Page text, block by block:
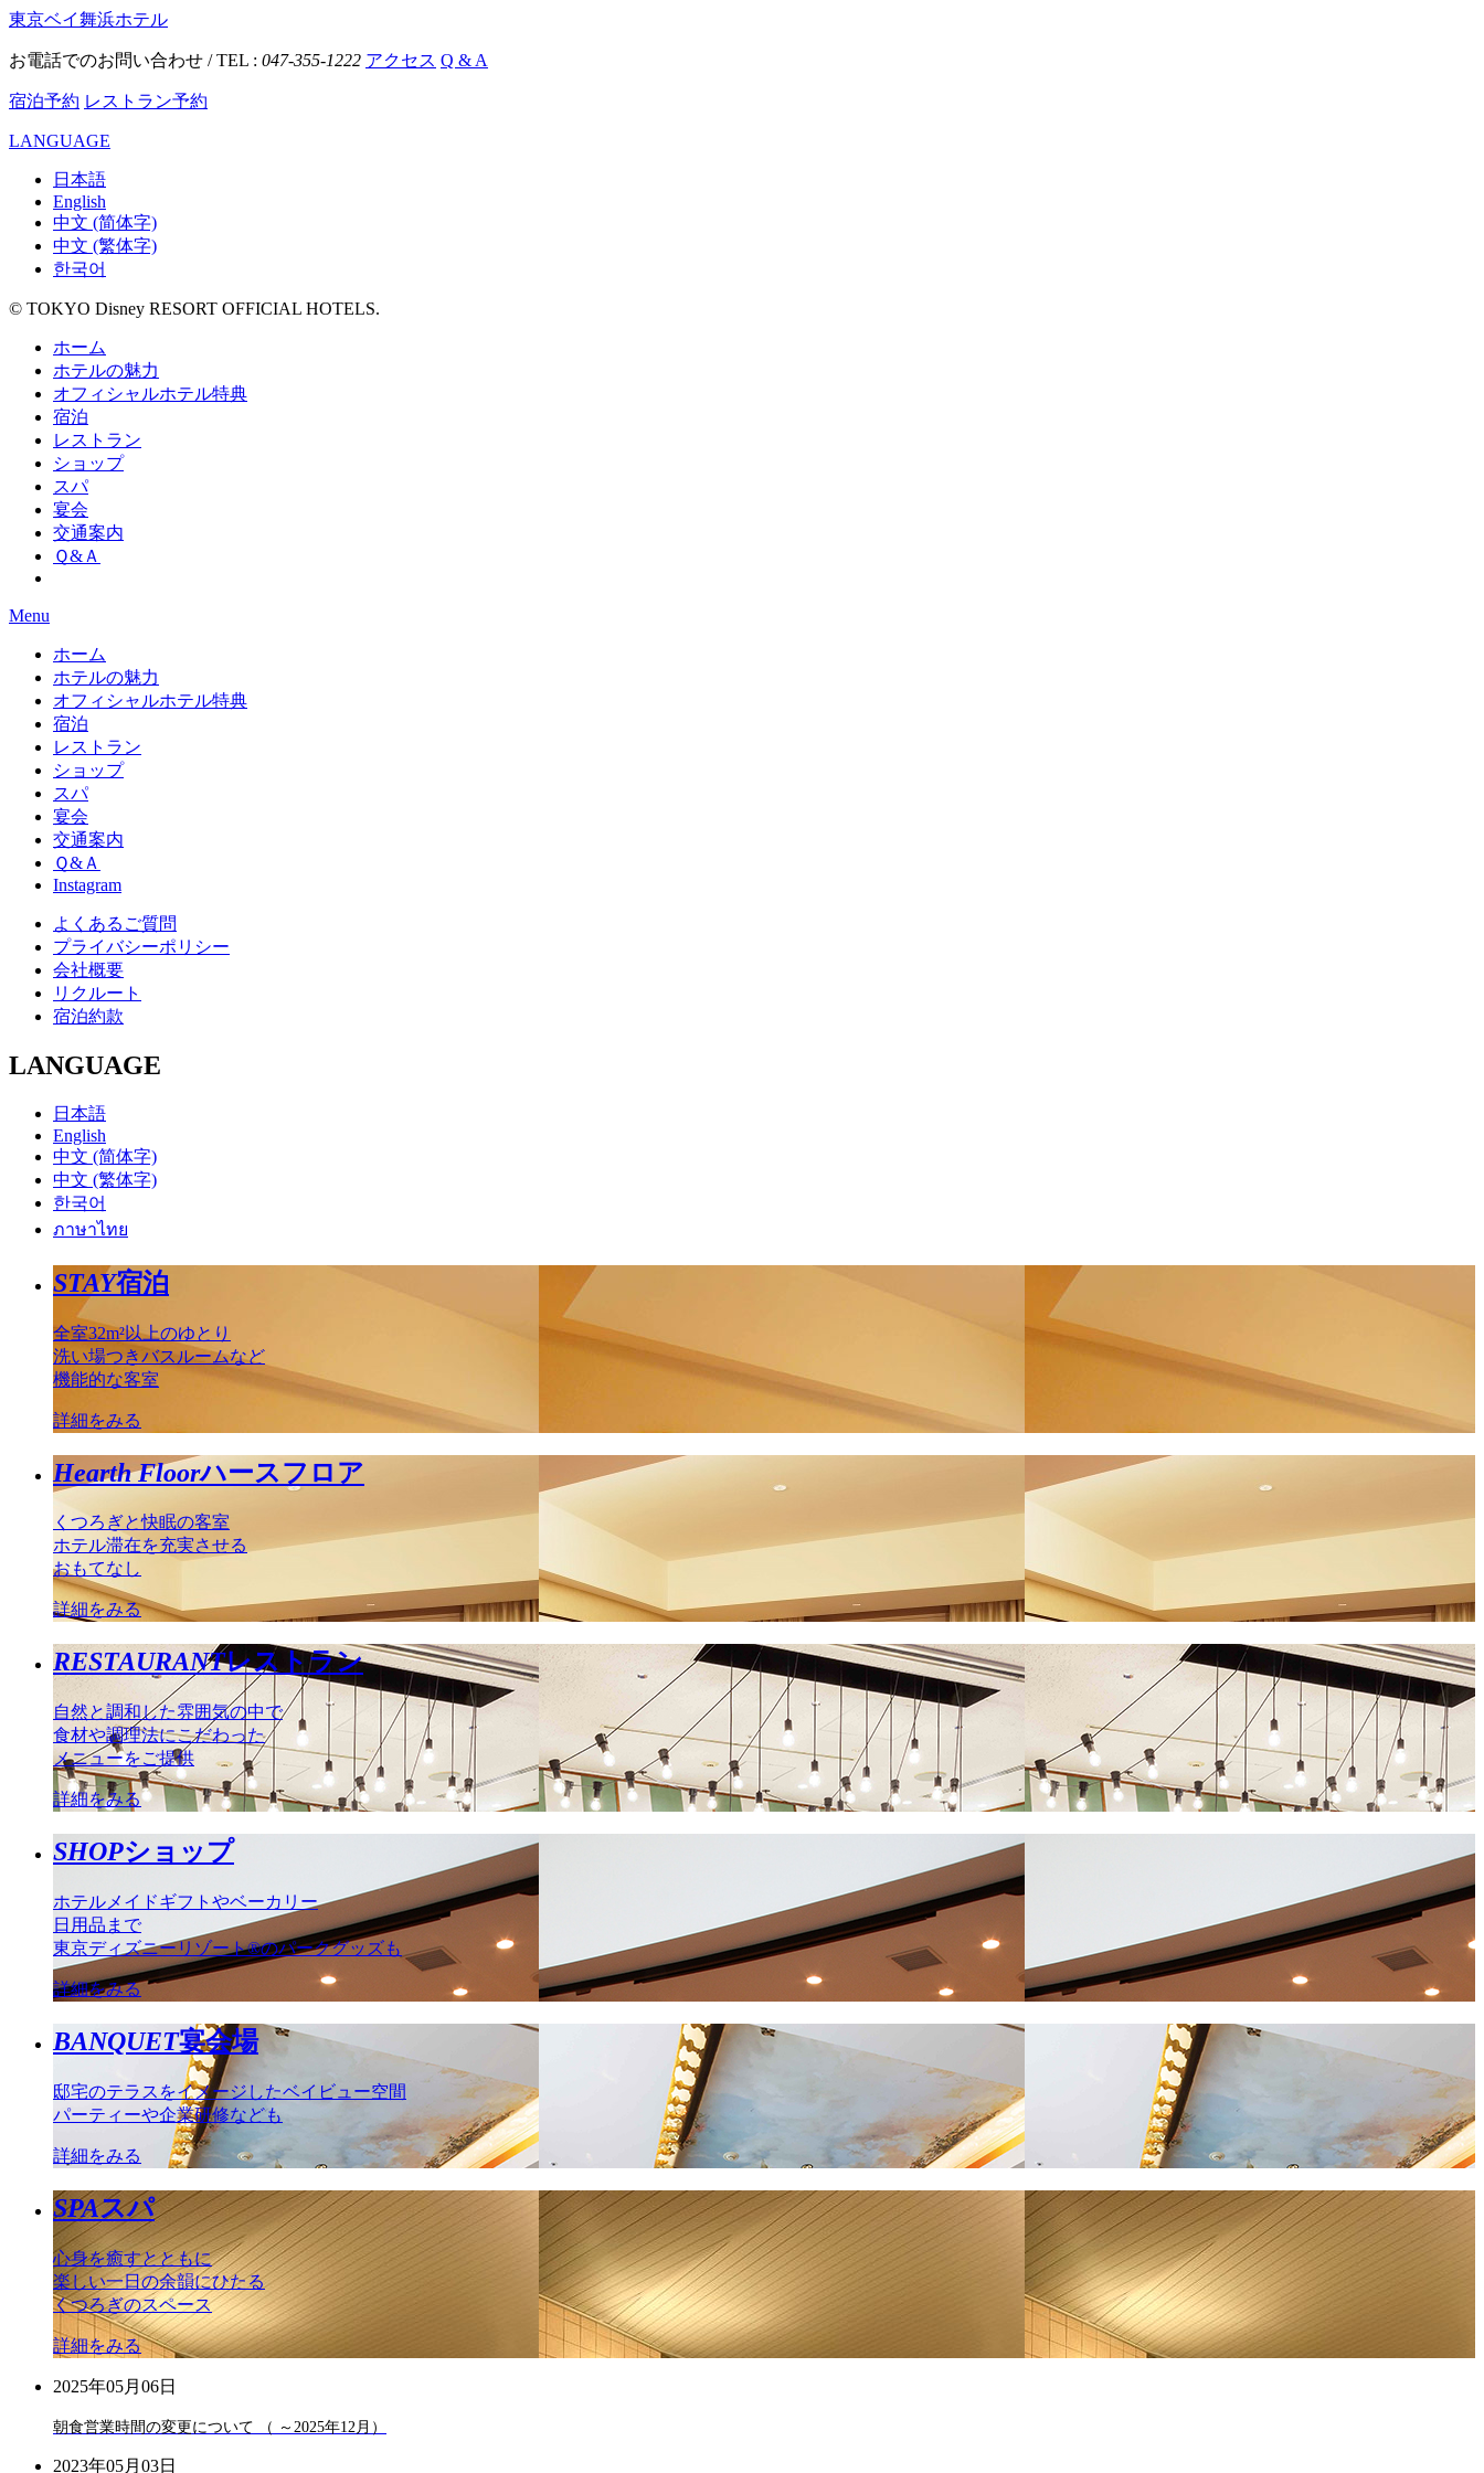
東京ベイ舞浜ホテル
お電話でのお問い合わせ / TEL : 047-355-1222 アクセス Q & A
宿泊予約 レストラン予約
LANGUAGE
日本語
English
中文 (简体字)
中文 (繁体字)
한국어
© TOKYO Disney RESORT OFFICIAL HOTELS.
ホーム
ホテルの魅力
オフィシャルホテル特典
宿泊
レストラン
ショップ
スパ
宴会
交通案内
Ｑ&Ａ
Menu
ホーム
ホテルの魅力
オフィシャルホテル特典
宿泊
レストラン
ショップ
スパ
宴会
交通案内
Ｑ&Ａ
Instagram
よくあるご質問
プライバシーポリシー
会社概要
リクルート
宿泊約款
LANGUAGE
日本語
English
中文 (简体字)
中文 (繁体字)
한국어
ภาษาไทย
STAY宿泊
全室32m²以上のゆとり
洗い場つきバスルームなど
機能的な客室
詳細をみる
Hearth Floorハースフロア
くつろぎと快眠の客室
ホテル滞在を充実させる
おもてなし
詳細をみる
RESTAURANTレストラン
自然と調和した雰囲気の中で
食材や調理法にこだわった
メニューをご提供
詳細をみる
SHOPショップ
ホテルメイドギフトやベーカリー
日用品まで
東京ディズニーリゾート®のパークグッズも
詳細をみる
BANQUET宴会場
邸宅のテラスをイメージしたベイビュー空間
パーティーや企業研修なども
詳細をみる
SPAスパ
心身を癒すとともに
楽しい一日の余韻にひたる
くつろぎのスペース
詳細をみる
2025年05月06日
朝食営業時間の変更について （ ～2025年12月）
2023年05月03日